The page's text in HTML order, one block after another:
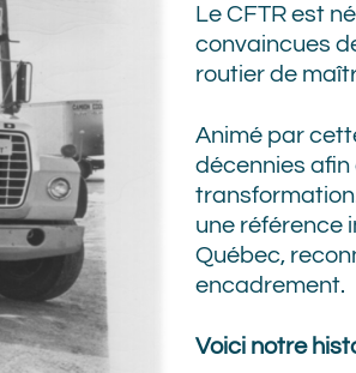
Le CFTR est
convaincues
routier de
Animé par
décennies afin
une référence
Québec,
encadrement.
Voici notre